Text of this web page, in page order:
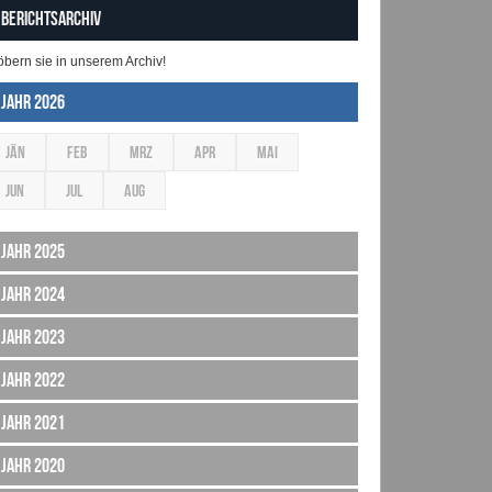
Berichtsarchiv
sie in unserem Archiv!
Jahr 2026
JÄN FEB MRZ APR MAI
JUN JUL AUG
Jahr 2025
Jahr 2024
Jahr 2023
Jahr 2022
Jahr 2021
Jahr 2020